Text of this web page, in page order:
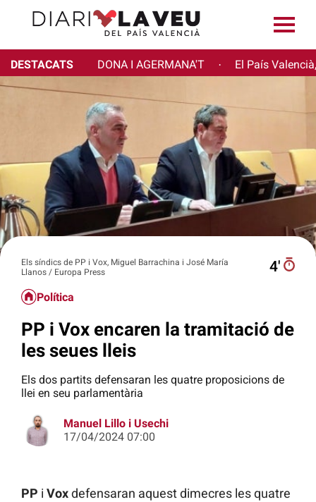
DESTACATS DONA I AGERMANA'T · El País
Els síndics de PP i Vox, Miguel Barrachina i José María
Llanos / Europa Press
4′
Política
PP i Vox encaren la tramitació de
les seues lleis
Els dos partits defensaran les quatre proposicions de
llei en seu parlamentària
Manuel Lillo i Usechi
17/04/2024 07:00
PP i Voxdefensaran aquest dimecres les quatre